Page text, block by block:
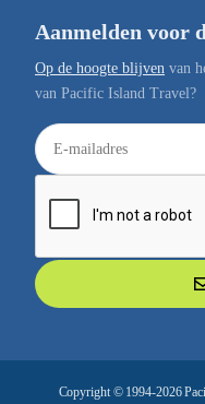
Aanmelden voor
Op de hoogte blijven van
van Pacific Island Travel?
E
-
a
Copyright © 1994-2026